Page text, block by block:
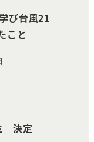
び台風21
こと
決定